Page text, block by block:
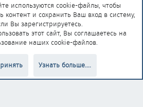
и правила
Помощь Главная
R
от Jumuro®
используются cookie-файлы, чтобы
контент и сохранить Ваш вход в систему,
Вы зарегистрируетесь.
этот сайт, Вы соглашаетесь на
наших cookie-файлов.
Узнать больше....